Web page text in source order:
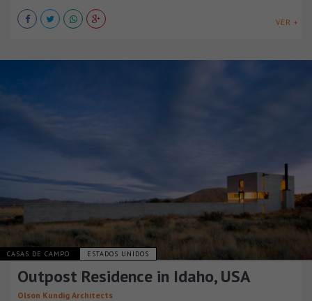
VER +
CASAS DE CAMPO ESTADOS UNIDOS
Outpost Residence in Idaho, USA
Olson Kundig Architects